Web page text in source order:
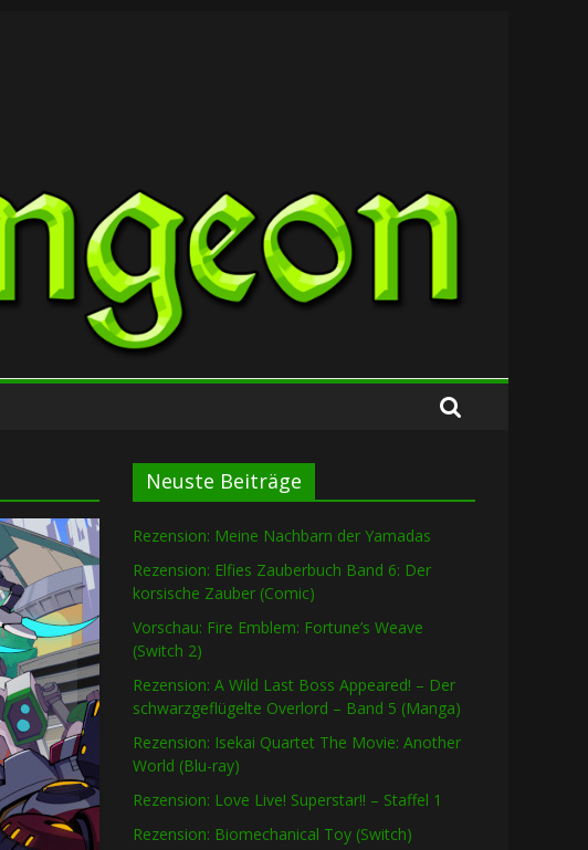
Neuste Beiträge
Rezension: Meine Nachbarn der Yamadas
Rezension: Elfies Zauberbuch Band 6: Der
korsische Zauber (Comic)
Vorschau: Fire Emblem: Fortune’s Weave
(Switch 2)
Rezension: A Wild Last Boss Appeared! – Der
schwarzgeflügelte Overlord – Band 5 (Manga)
Rezension: Isekai Quartet The Movie: Another
World (Blu-ray)
Rezension: Love Live! Superstar!! – Staffel 1
Rezension: Biomechanical Toy (Switch)